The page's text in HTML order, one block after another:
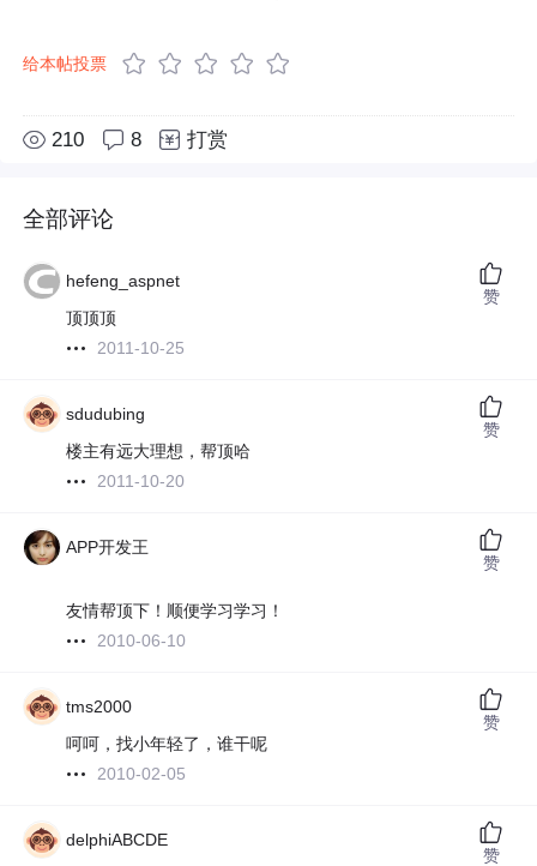
给本帖投票
210 8 打赏
全部评论
hefeng_aspnet
顶顶顶
2011-10-25
赞
sdudubing
楼主有远大理想，帮顶哈
2011-10-20
赞
APP开发王
友情帮顶下！顺便学习学习！
2010-06-10
赞
tms2000
呵呵，找小年轻了，谁干呢
2010-02-05
赞
delphiABCDE
赞